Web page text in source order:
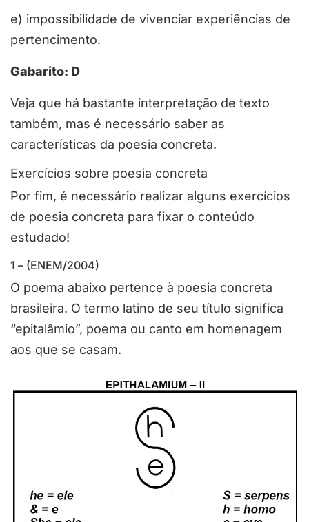
e) impossibilidade de vivenciar experiências de
pertencimento.
Gabarito: D
Veja que há bastante interpretação de texto
também, mas é necessário saber as
características da poesia concreta.
Exercícios sobre poesia concreta
Por fim, é necessário realizar alguns exercícios
de poesia concreta para fixar o conteúdo
estudado!
1 – (ENEM/2004)
O poema abaixo pertence à poesia concreta
brasileira. O termo latino de seu título significa
“epitalâmio”, poema ou canto em homenagem
aos que se casam.